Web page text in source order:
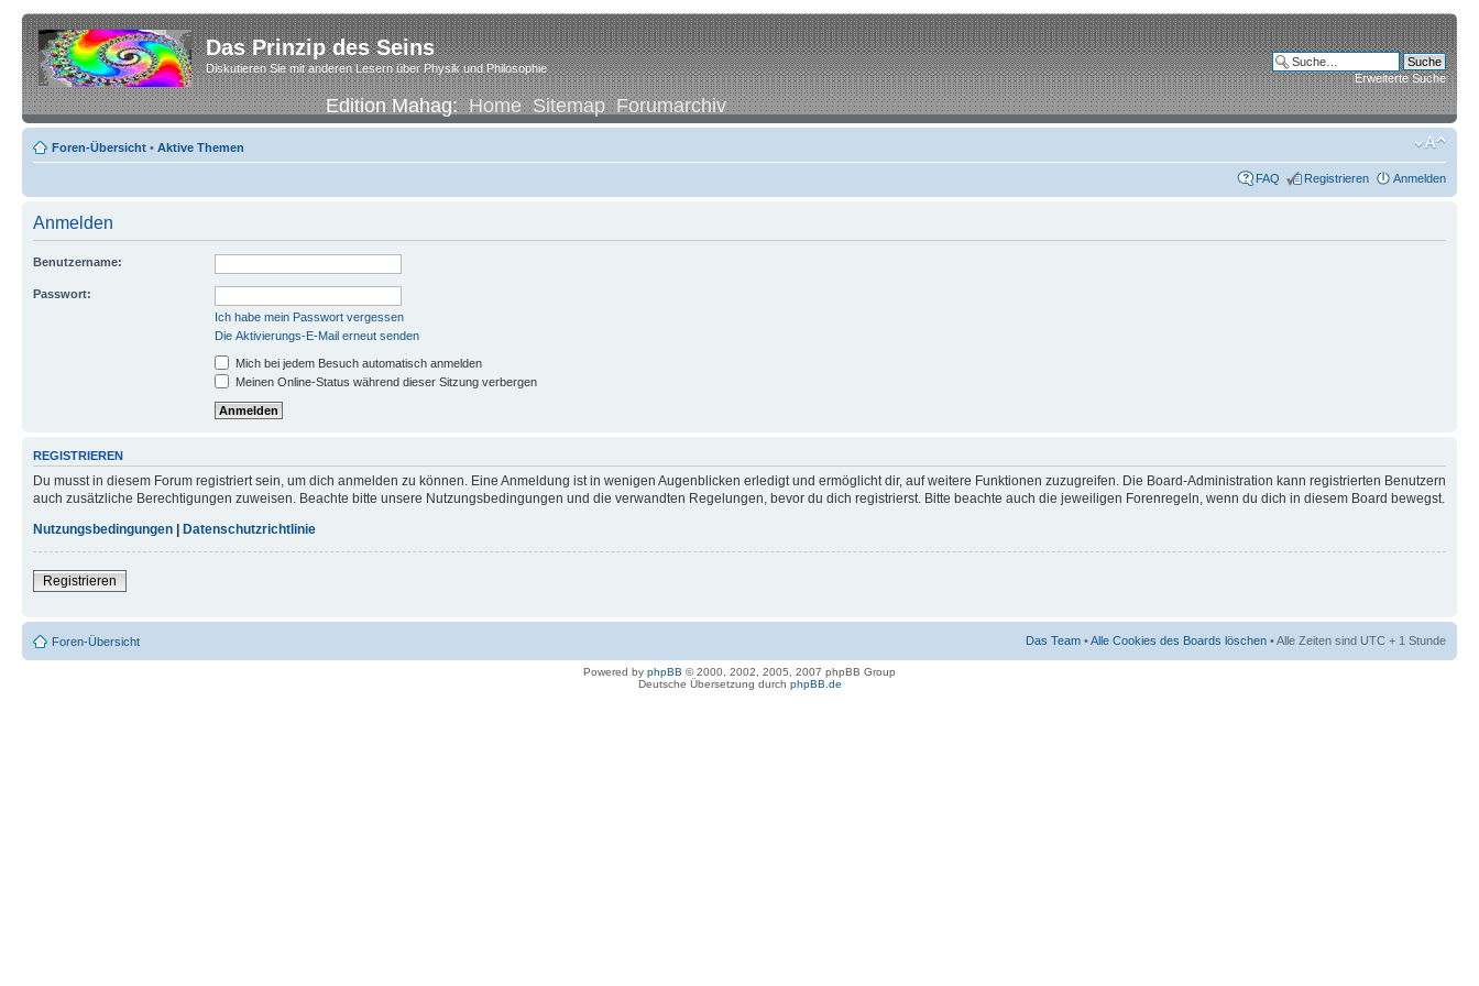
Das Prinzip des Seins
Diskutieren Sie mit anderen Lesern über Physik und Philosophie
Edition Mahag:Home Sitemap Forumarchiv
Erweiterte Suche
Foren-Übersicht • Aktive Themen
FAQ Registrieren Anmelden
Anmelden
Benutzername:
Passwort:
Ich habe mein Passwort vergessen
Die Aktivierungs-E-Mail erneut senden
Mich bei jedem Besuch automatisch anmelden
Meinen Online-Status während dieser Sitzung verbergen
REGISTRIEREN
Du musst in diesem Forum registriert sein, um dich anmelden zu können. Eine Anmeldung ist in wenigen Augenblicken erledigt und ermöglicht dir, auf weitere Funktionen zuzugreifen. Die Board-Administration kann registrierten Benutzern
auch zusätzliche Berechtigungen zuweisen. Beachte bitte unsere Nutzungsbedingungen und die verwandten Regelungen, bevor du dich registrierst. Bitte beachte auch die jeweiligen Forenregeln, wenn du dich in diesem Board bewegst.
Nutzungsbedingungen
Datenschutzrichtlinie
Registrieren
Foren-Übersicht Das Team •Alle Cookies des Boards löschen • Alle Zeiten sind UTC + 1 Stunde
Powered by phpBB © 2000, 2002, 2005, 2007 phpBB Group
Deutsche Übersetzung durch phpBB.de